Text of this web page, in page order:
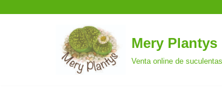
Mery Plantys
Venta online de